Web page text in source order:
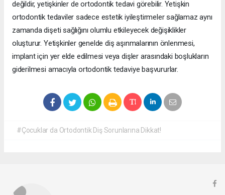
değildir, yetişkinler de ortodontik tedavi görebilir. Yetişkin
ortodontik tedaviler sadece estetik iyileştirmeler sağlamaz aynı
zamanda dişeti sağlığını olumlu etkileyecek değişiklikler
oluşturur. Yetişkinler genelde diş aşınmalarının önlenmesi,
implant için yer elde edilmesi veya dişler arasındaki boşlukların
giderilmesi amacıyla ortodontik tedaviye başvururlar.
#Çocuklar da Ortodontik Diş Sorunlarına Dikkat!